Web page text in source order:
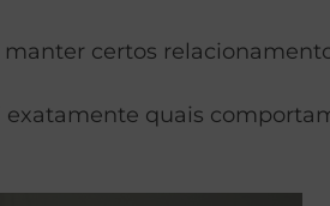
certos
exatamente quais